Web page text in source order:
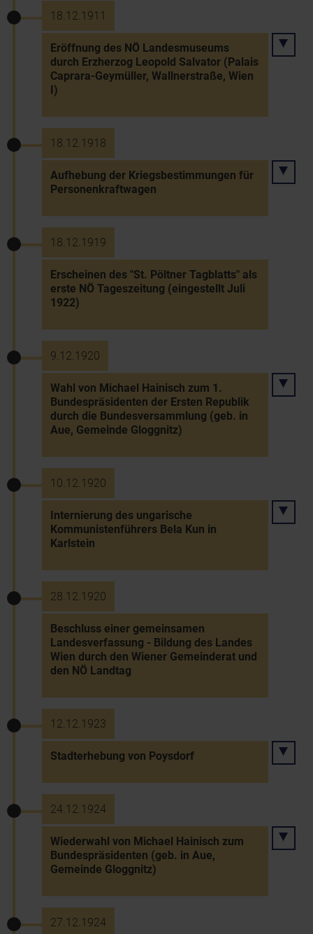
18.12.1911
Eröffnung des NÖ Landesmuseums
durch Erzherzog Leopold Salvator (Palais
Caprara-Geymüller, Wallnerstraße, Wien
I)
18.12.1918
Aufhebung der Kriegsbestimmungen für
Personenkraftwagen
18.12.1919
Erscheinen des "St. Pöltner Tagblatts" als
erste NÖ Tageszeitung (eingestellt Juli
1922)
9.12.1920
Wahl von Michael Hainisch zum 1.
Bundespräsidenten der Ersten Republik
durch die Bundesversammlung (geb. in
Aue, Gemeinde Gloggnitz)
10.12.1920
Internierung des ungarische
Kommunistenführers Bela Kun in
Karlstein
28.12.1920
Beschluss einer gemeinsamen
Landesverfassung - Bildung des Landes
Wien durch den Wiener Gemeinderat und
den NÖ Landtag
12.12.1923
Stadterhebung von Poysdorf
24.12.1924
Wiederwahl von Michael Hainisch zum
Bundespräsidenten (geb. in Aue,
Gemeinde Gloggnitz)
27.12.1924